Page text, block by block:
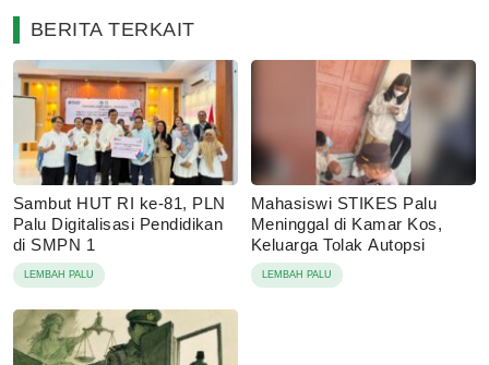
BERITA TERKAIT
Sambut HUT RI ke-81, PLN
Palu Digitalisasi Pendidikan
di SMPN 1
LEMBAH PALU
Mahasiswi STIKES Palu
Meninggal di Kamar Kos,
Keluarga Tolak Autopsi
LEMBAH PALU